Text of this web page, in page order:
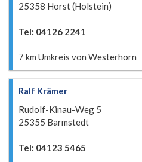
25358 Horst (Holstein)
Tel: 04126 2241
7 km Umkreis von Westerhorn
Ralf Krämer
Rudolf-Kinau-Weg 5
25355 Barmstedt
Tel: 04123 5465